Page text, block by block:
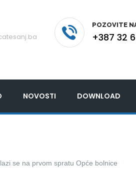
POZOVITE
+387 32
NOVOSTI DOWNLOAD
se na prvom spratu Opće bolnice